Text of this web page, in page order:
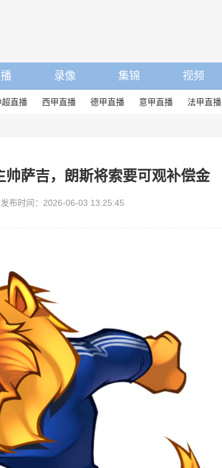
录像 集锦 视频
超直播 西甲直播 德甲直播 意甲直播 法甲直播
帅萨吉，朗斯将索要可观补偿金
发布时间：2026-06-03 13:25:45